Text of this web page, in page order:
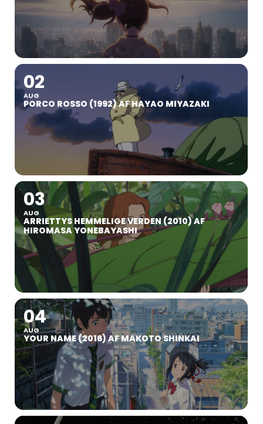
02
AUG
PORCO ROSSO (1992) AF HAYAO MIYAZAKI
03
AUG
ARRIETTYS HEMMELIGE VERDEN (2010) AF
HIROMASA YONEBAYASHI
04
AUG
YOUR NAME (2016) AF MAKOTO SHINKAI